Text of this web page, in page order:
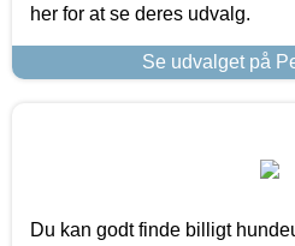
her for at se deres udvalg.
Se udvalget på
Du kan godt finde billigt